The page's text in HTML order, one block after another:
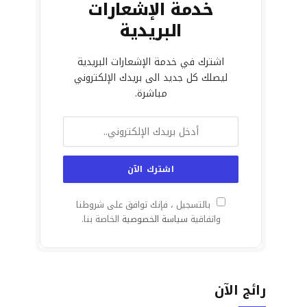
خدمة الإشعارات
البريدية
اشترك في خدمة الإشعارات البريدية
ليصلك كل جديد الى بريدك الإلكتروني
مباشرة.
بالتسجيل ، فإنك توافق على شروطنا
واتفاقية سياسة الخصوصية الخاصة بنا.
رائج الآن